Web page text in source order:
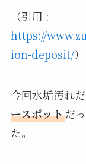
（引用 :
https://
ion-deposit/）
今回水垢汚れ
ースポットだ
た。